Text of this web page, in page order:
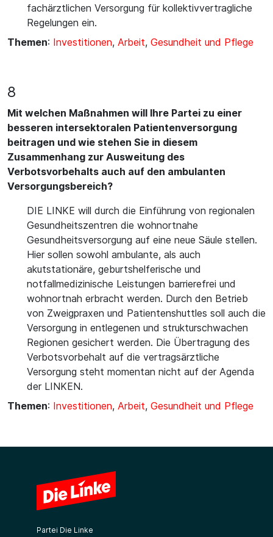
fachärztlichen Versorgung für kollektivvertragliche
Regelungen ein.
Themen: Investitionen, Arbeit, Gesundheit und Pflege
8
Mit welchen Maßnahmen will Ihre Partei zu einer
besseren intersektoralen Patientenversorgung
beitragen und wie stehen Sie in diesem
Zusammenhang zur Ausweitung des
Verbotsvorbehalts auch auf den ambulanten
Versorgungsbereich?
DIE LINKE will durch die Einführung von regionalen
Gesundheitszentren die wohnortnahe
Gesundheitsversorgung auf eine neue Säule stellen.
Hier sollen sowohl ambulante, als auch
akutstationäre, geburtshelferische und
notfallmedizinische Leistungen barrierefrei und
wohnortnah erbracht werden. Durch den Betrieb
von Zweigpraxen und Patientenshuttles soll auch die
Versorgung in entlegenen und strukturschwachen
Regionen gesichert werden. Die Übertragung des
Verbotsvorbehalt auf die vertragsärztliche
Versorgung steht momentan nicht auf der Agenda
der LINKEN.
Themen: Investitionen, Arbeit, Gesundheit und Pflege
Partei Die Linke